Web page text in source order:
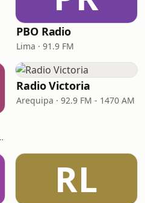
PBO Radio
Lima · 91.9 FM
- 870 AM
Radio Victoria
Arequipa · 92.9 FM - 1470 AM
RL